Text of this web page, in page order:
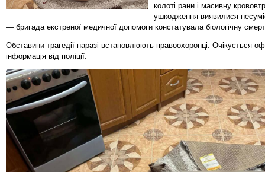
колоті рани і масивну
ушкодження виявилися
— бригада екстреної медичної допомоги констатувала біологічну
Обставини трагедії наразі встановлюють правоохоронці. Очікується
інформація від поліції.